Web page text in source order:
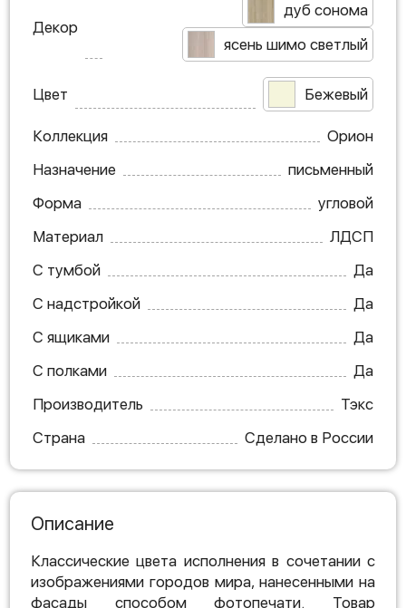
Декор
дуб сонома
ясень шимо светлый
Цвет Бежевый
Коллекция
Орион
Назначение
письменный
Форма
угловой
Материал
ЛДСП
С тумбой
Да
С надстройкой
Да
С ящиками
Да
С полками
Да
Производитель
Тэкс
Страна
Сделано в России
Описание
Классические цвета исполнения в сочетании с
изображениями городов мира, нанесенными на
фасады способом фотопечати. Товар